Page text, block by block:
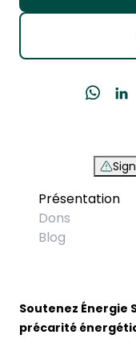
Présentation
Dons
Blog
Soutenez Énergie
précarité